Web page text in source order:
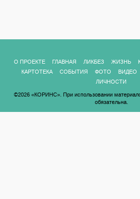
О ПРОЕКТЕ ГЛАВНАЯ ЛИКБЕЗ ЖИЗНЬ
КАРТОТЕКА
СОБЫТИЯ ФОТО ВИДЕО
ЛИЧНОСТИ
©2026 «КОРИНС». При использовании
обязательна.